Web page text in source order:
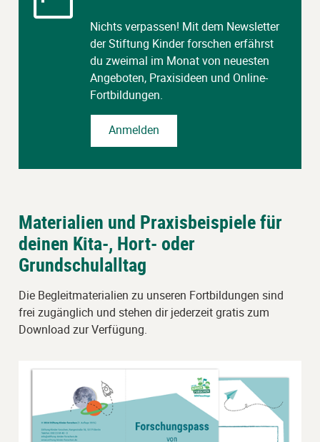
Nichts verpassen! Mit dem Newsletter
der Stiftung Kinder forschen erfährst
du zweimal im Monat von neuesten
Angeboten, Praxisideen und Online-
Fortbildungen.
Anmelden
Materialien und Praxisbeispiele für
deinen Kita-, Hort- oder
Grundschulalltag
Die Begleitmaterialien zu unseren Fortbildungen sind
frei zugänglich und stehen dir jederzeit gratis zum
Download zur Verfügung.